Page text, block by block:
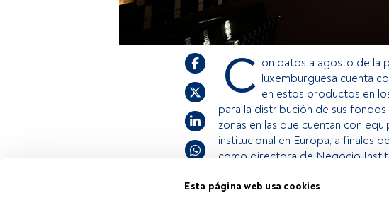
Esta página web usa cookies
C on datos a agosto de la
luxemburguesa cuenta
en estos productos en
para la distribución de sus fondos
zonas en las que cuentan con
institucional en Europa, a finales
como directora de Negocio